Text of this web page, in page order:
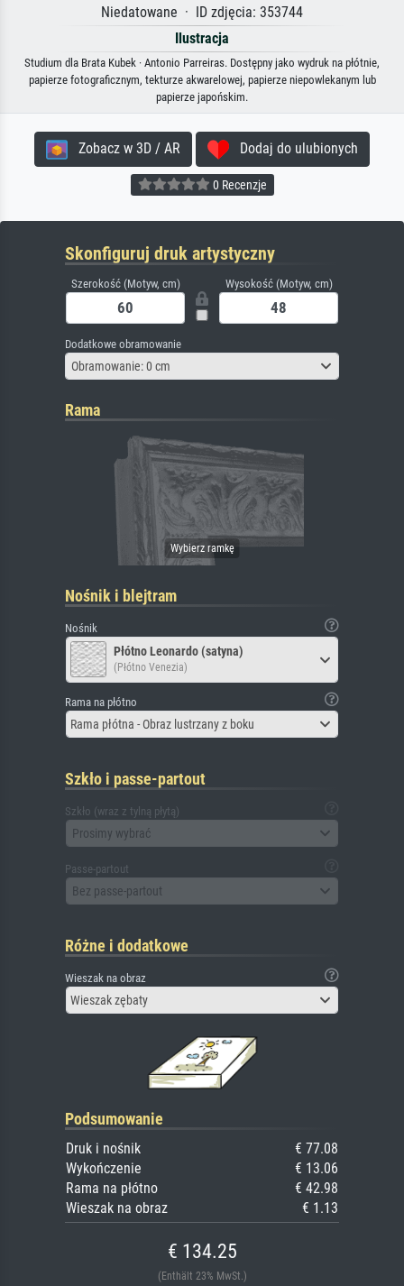
Niedatowane · ID zdjęcia: 353744
Ilustracja
Studium dla Brata Kubek · Antonio Parreiras. Dostępny jako wydruk na płótnie,
papierze fotograficznym, tekturze akwarelowej, papierze niepowlekanym lub
papierze japońskim.
Zobacz w 3D / AR Dodaj do ulubionych
0 Recenzje
Skonfiguruj druk artystyczny
Szerokość (Motyw, cm) Wysokość (Motyw, cm)
Dodatkowe obramowanie
Obramowanie: 0 cm
Rama
Nośnik i blejtram
Nośnik
Płótno Leonardo (satyna)
(Płótno Venezia)
Rama na płótno
Rama płótna - Obraz lustrzany z boku
Szkło i passe-partout
Szkło (wraz z tylną płytą)
Prosimy wybrać
Passe-partout
Bez passe-partout
Różne i dodatkowe
Wieszak na obraz
Wieszak zębaty
Podsumowanie
Druk i nośnik
€ 77.08
Wykończenie
€ 13.06
Rama na płótno
€ 42.98
Wieszak na obraz
€ 1.13
€ 134.25
(Enthält 23% MwSt.)